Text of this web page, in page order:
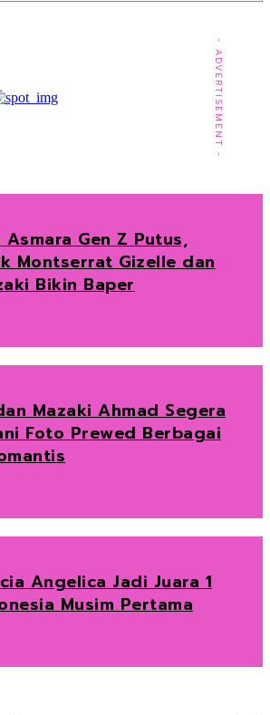
- ADVERTISEMENT -
Asmara Gen Z Putus,
Montserrat Gizelle dan
Bikin Baper
Mazaki Ahmad Segera
Foto Prewed Berbagai
Angelica Jadi Juara 1
Musim Pertama